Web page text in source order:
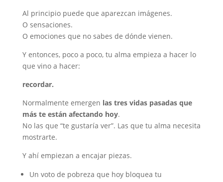
Al principio puede que aparezcan imágenes.
O sensaciones.
O emociones que no sabes de dónde vienen.
Y entonces, poco a poco, tu alma empieza a hacer lo
que vino a hacer:
recordar.
Normalmente emergen las tres vidas pasadas que
más te están afectando hoy.
No las que “te gustaría ver”. Las que tu alma necesita
mostrarte.
Y ahí empiezan a encajar piezas.
Un voto de pobreza que hoy bloquea tu